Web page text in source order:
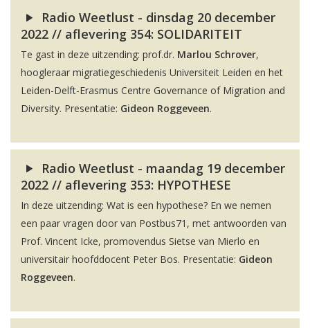
Radio Weetlust - dinsdag 20 december
2022 // aflevering 354: SOLIDARITEIT
Te gast in deze uitzending: prof.dr. Marlou Schrover,
hoogleraar migratiegeschiedenis Universiteit Leiden en het
Leiden-Delft-Erasmus Centre Governance of Migration and
Diversity. Presentatie: Gideon Roggeveen.
Radio Weetlust - maandag 19 december
2022 // aflevering 353: HYPOTHESE
In deze uitzending: Wat is een hypothese? En we nemen
een paar vragen door van Postbus71, met antwoorden van
Prof. Vincent Icke, promovendus Sietse van Mierlo en
universitair hoofddocent Peter Bos. Presentatie: Gideon
Roggeveen.